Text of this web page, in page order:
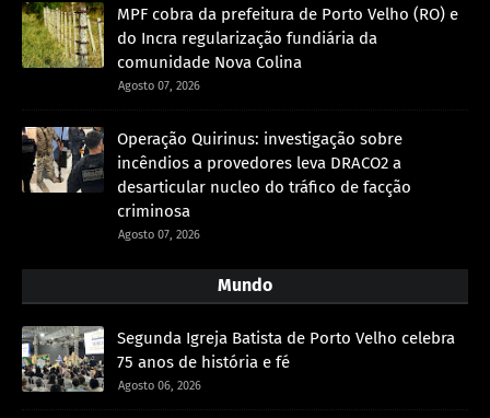
MPF cobra da prefeitura de Porto Velho (RO) e
do Incra regularização fundiária da
comunidade Nova Colina
Agosto 07, 2026
Operação Quirinus: investigação sobre
incêndios a provedores leva DRACO2 a
desarticular nucleo do tráfico de facção
criminosa
Agosto 07, 2026
Mundo
Segunda Igreja Batista de Porto Velho celebra
75 anos de história e fé
Agosto 06, 2026